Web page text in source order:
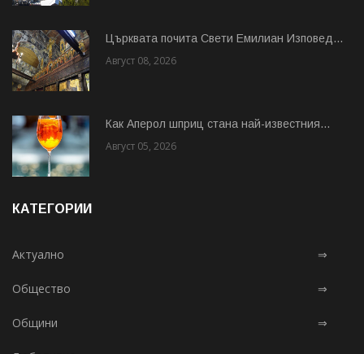
Църквата почита Свeти Емилиан Изповед...
Август 08, 2026
Как Аперол шприц стана най-известния...
Август 05, 2026
КАТЕГОРИИ
Актуално ⇒
Общество ⇒
Общини ⇒